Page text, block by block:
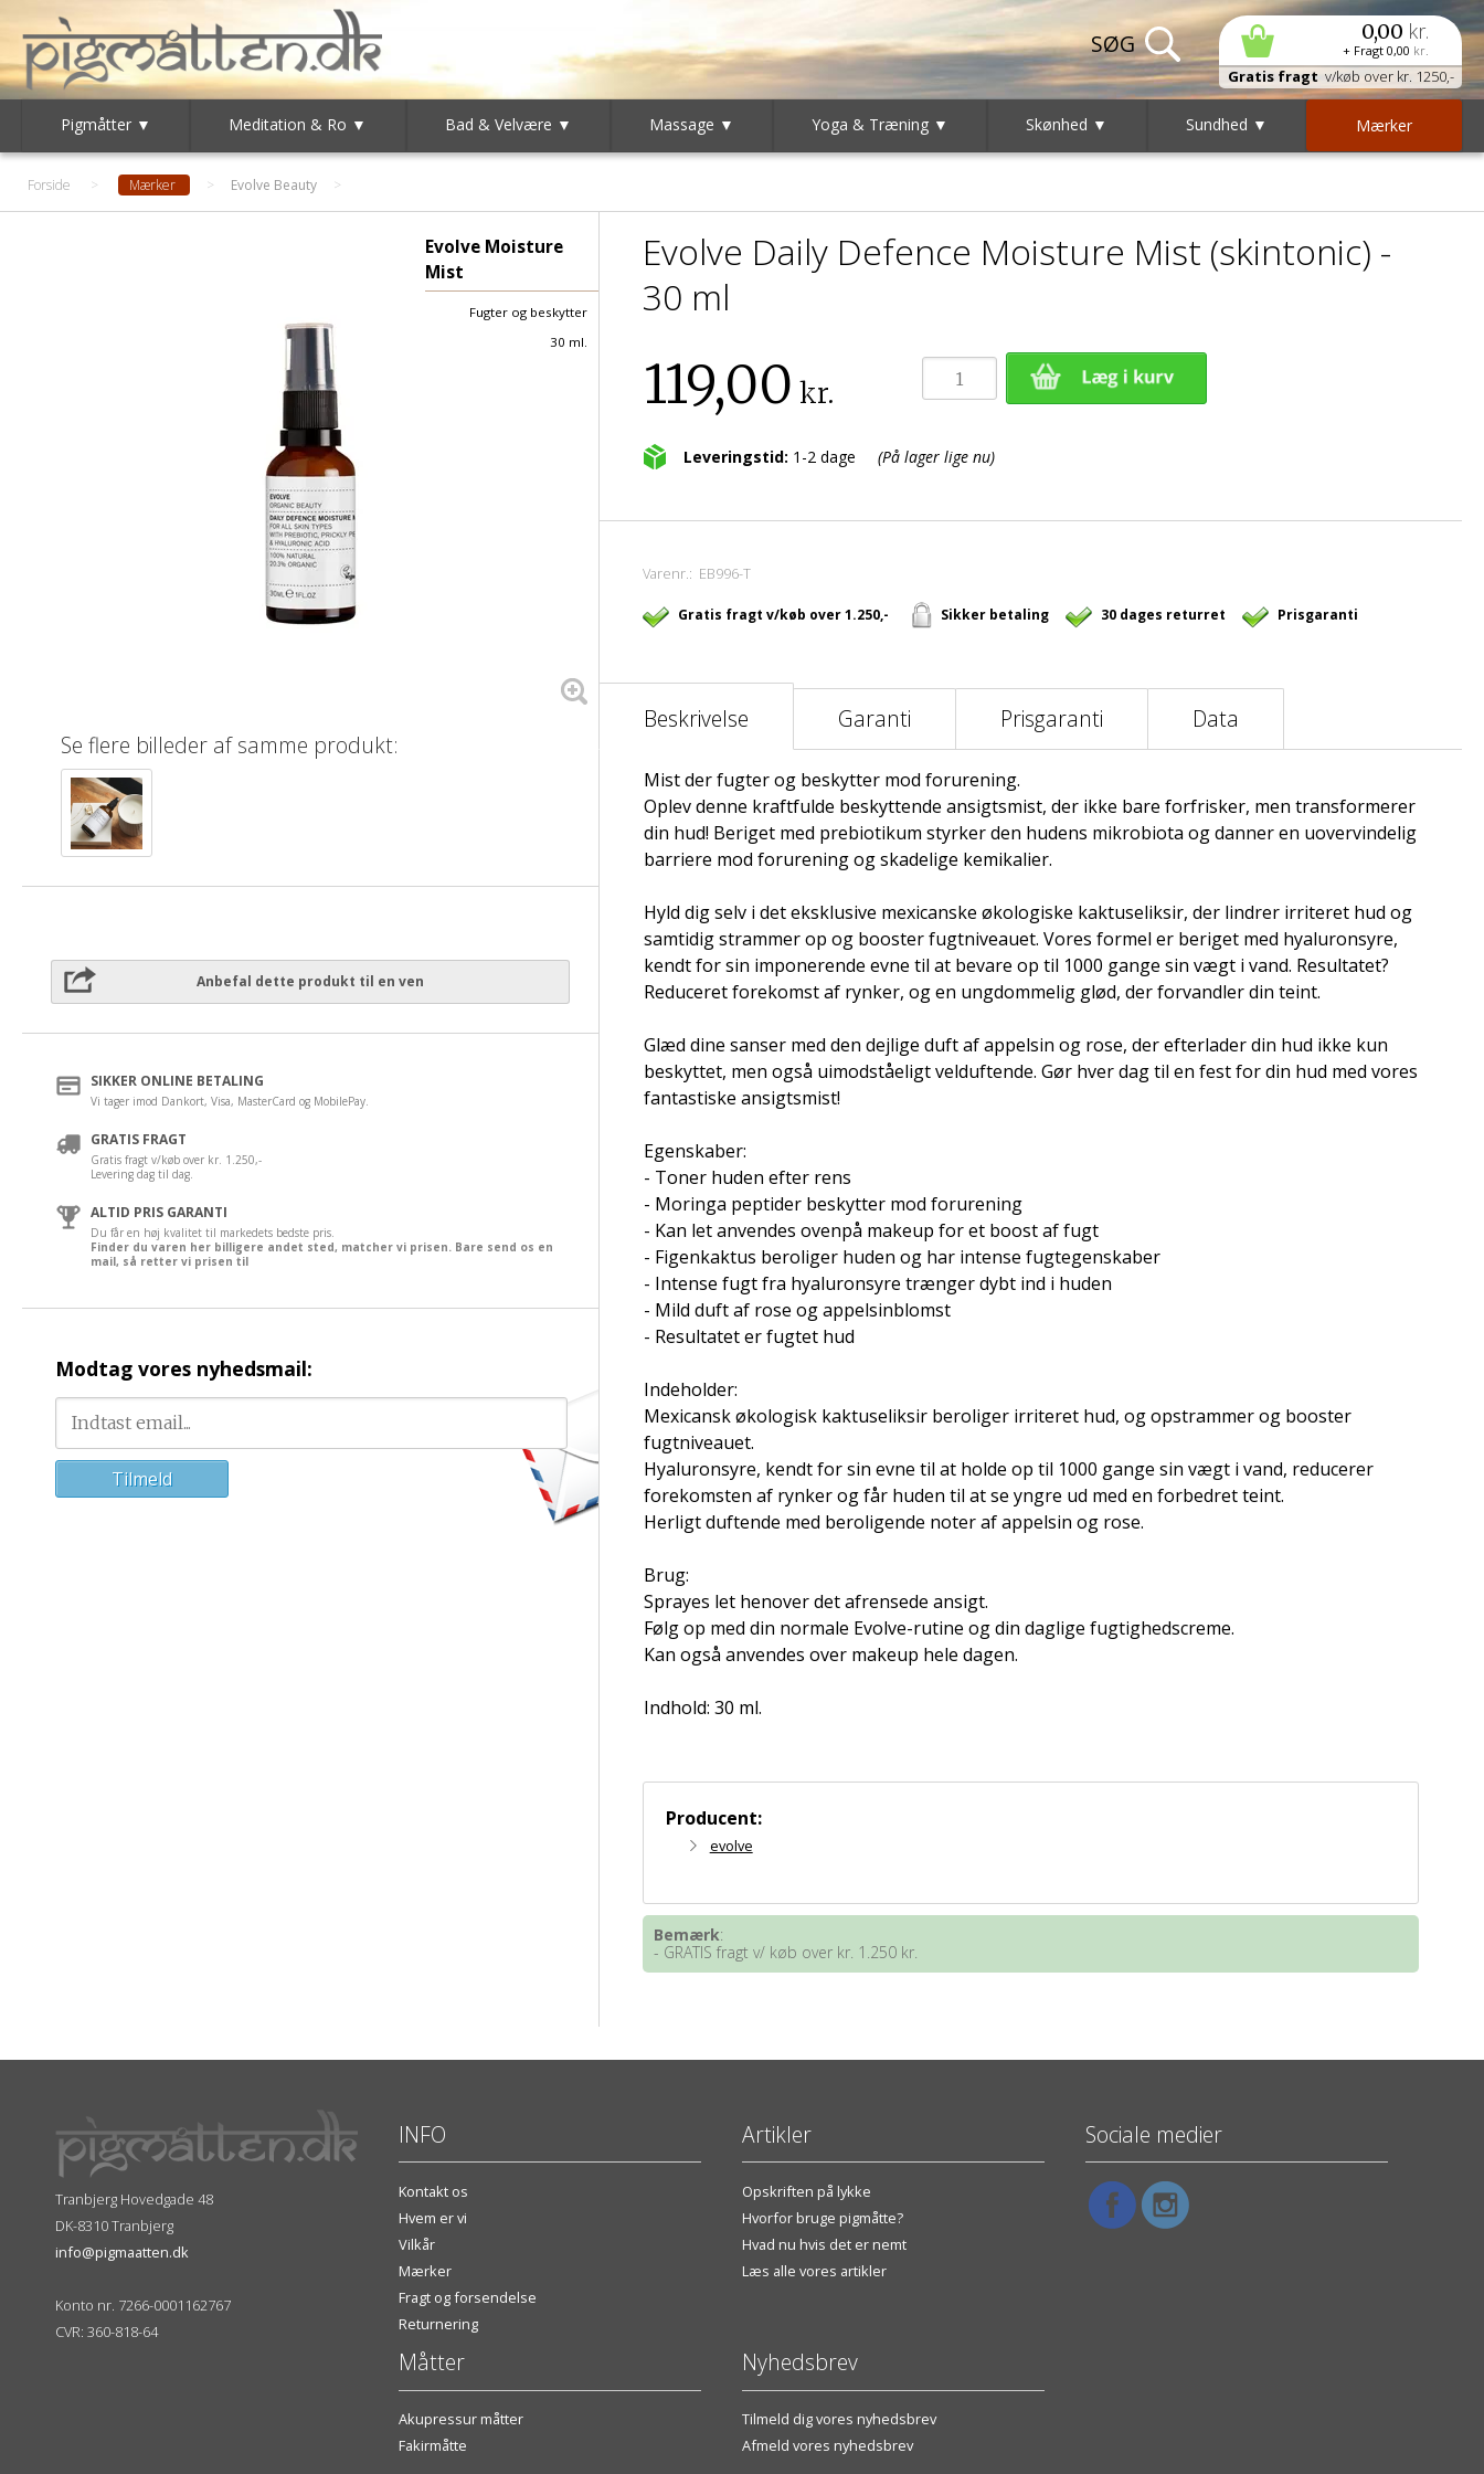
0,00 kr.
+ Fragt 0,00 kr.
Gratis fragt v/køb over kr. 1250,-
Pigmåtter ▼ Meditation & Ro ▼ Bad & Velvære ▼ Massage ▼ Yoga & Træning ▼ Skønhed ▼ Sundhed ▼ Mærker
Forside > Mærker > Evolve Beauty
Evolve Moisture
Mist
Fugter og beskytter
30 ml.
Se flere billeder af samme produkt:
Evolve Daily Defence Moisture Mist (skintonic) -
30 ml
119,00 kr.
Leveringstid: 1-2 dage (På lager lige nu)
Varenr.: EB996-T
Gratis fragt v/køb over 1.250,- Sikker betaling 30 dages returret Prisgaranti
Beskrivelse Garanti Prisgaranti Data
Mist der fugter og beskytter mod forurening.
Oplev denne kraftfulde beskyttende ansigtsmist, der ikke bare forfrisker, men transformerer
din hud! Beriget med prebiotikum styrker den hudens mikrobiota og danner en uovervindelig
barriere mod forurening og skadelige kemikalier.
Hyld dig selv i det eksklusive mexicanske økologiske kaktuseliksir, der lindrer irriteret hud og
samtidig strammer op og booster fugtniveauet. Vores formel er beriget med hyaluronsyre,
kendt for sin imponerende evne til at bevare op til 1000 gange sin vægt i vand. Resultatet?
Reduceret forekomst af rynker, og en ungdommelig glød, der forvandler din teint.
Glæd dine sanser med den dejlige duft af appelsin og rose, der efterlader din hud ikke kun
beskyttet, men også uimodståeligt velduftende. Gør hver dag til en fest for din hud med vores
fantastiske ansigtsmist!
Egenskaber:
- Toner huden efter rens
- Moringa peptider beskytter mod forurening
- Kan let anvendes ovenpå makeup for et boost af fugt
- Figenkaktus beroliger huden og har intense fugtegenskaber
- Intense fugt fra hyaluronsyre trænger dybt ind i huden
- Mild duft af rose og appelsinblomst
- Resultatet er fugtet hud
Indeholder:
Mexicansk økologisk kaktuseliksir beroliger irriteret hud, og opstrammer og booster
fugtniveauet.
Hyaluronsyre, kendt for sin evne til at holde op til 1000 gange sin vægt i vand, reducerer
forekomsten af rynker og får huden til at se yngre ud med en forbedret teint.
Herligt duftende med beroligende noter af appelsin og rose.
Brug:
Sprayes let henover det afrensede ansigt.
Følg op med din normale Evolve-rutine og din daglige fugtighedscreme.
Kan også anvendes over makeup hele dagen.
Indhold: 30 ml.
Producent:
evolve
Bemærk:
- GRATIS fragt v/ køb over kr. 1.250 kr.
Anbefal dette produkt til en ven
SIKKER ONLINE BETALING
Vi tager imod Dankort, Visa, MasterCard og MobilePay.
GRATIS FRAGT
Gratis fragt v/køb over kr. 1.250,-
Levering dag til dag.
ALTID PRIS GARANTI
Du får en høj kvalitet til markedets bedste pris.
Finder du varen her billigere andet sted, matcher vi prisen. Bare send os en
mail, så retter vi prisen til
Modtag vores nyhedsmail:
Tranbjerg Hovedgade 48
DK-8310 Tranbjerg
info@pigmaatten.dk
Konto nr. 7266-0001162767
CVR: 360-818-64
INFO
Kontakt os
Hvem er vi
Vilkår
Mærker
Fragt og forsendelse
Returnering
Måtter
Akupressur måtter
Fakirmåtte
Artikler
Opskriften på lykke
Hvorfor bruge pigmåtte?
Hvad nu hvis det er nemt
Læs alle vores artikler
Nyhedsbrev
Tilmeld dig vores nyhedsbrev
Afmeld vores nyhedsbrev
Sociale medier